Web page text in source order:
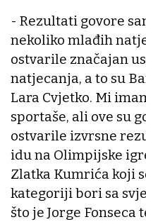
- Rezultati govore
nekoliko mlađih
ostvarile značajan
natjecanja, a to su
Lara Cvjetko. Mi
sportaše, ali ove su
ostvarile izvrsne
idu na Olimpijske
Zlatka Kumrića koji
kategoriji bori sa
što je Jorge